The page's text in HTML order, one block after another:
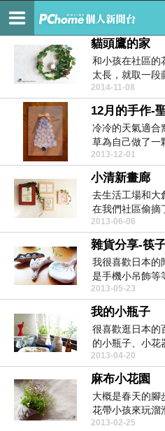
生活像首詩
貓頭鷹的家
和小孩在社區的
太長，就取一段
久前在市集裡...
2014-11-08
12月的手作-
冷冷的天氣適合
草為自己做了一
起來很溫暖ㄋ...
2013-12-01
小清新畫廊
去生活工場和大
在我們社區偷摘
裝點...
2013-06-06
雜貨分享-筷
我很喜歡日本的
是手機小吊飾等
小作品。圖中...
2013-05-23
我的小瓶子
很喜歡逛日本的
的小瓶子、小花
一定要買回家...
2013-04-20
麻布小花園
大概是春天的腳
花帶小孩來玩溜
來大概是小時...
2013-02-25